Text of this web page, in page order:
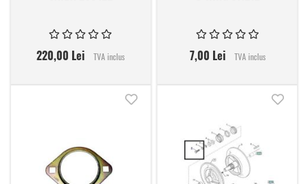
220,00 Lei TVA inclus 7,00 Lei TVA inclus